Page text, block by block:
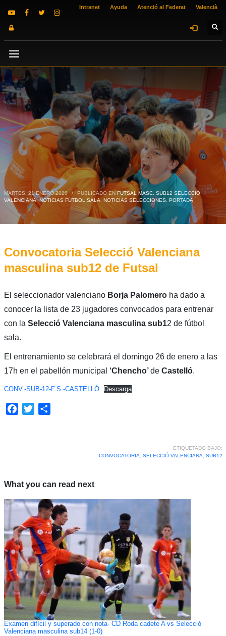
Intranet Ayuda Atenció al Federat Valencià
MARTES, 21 ENERO 2020 / PUBLICADO EN FUTSAL MASC. SUB12 SELECCIÓ
VALENCIANA,NOTICIAS FÚTBOL SALA, NOTICIAS SELECCIONES, PORTADA
Convocatoria Selecció Valenciana
masculina sub12 de Futsal
El seleccionador valenciano Borja Palomeroha dado a
conocer la lista de 23 jugadores convocados para entrenar
con la Selecció Valenciana masculina sub12 de fútbol
sala.
El entrenamiento se celebrará el domingo 26 de enero a las
17h en el pabellón municipal ‘Chencho’de Castelló.
CONV.-SUB-12-F.S.-CASTELLÓ Descarga
Facebook
Twitter
ETIQUETADO BAJO:
CONVOCATORIA, SELECCIÓ VALENCIANA, SUB12
What you can read next
Examen difícil y superado con nota- CD Roda cadete A vs Selecció
Valenciana masculina sub14 (1-0)